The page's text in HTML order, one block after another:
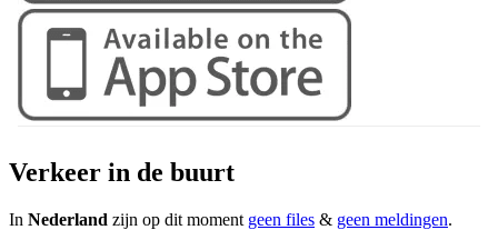
Verkeer in de buurt
In Nederland zijn op dit moment geen files & geen meldingen.